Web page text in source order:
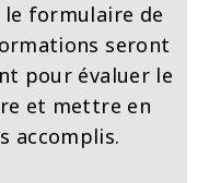
formulaire de
seront
pour évaluer le
et mettre en
accomplis.